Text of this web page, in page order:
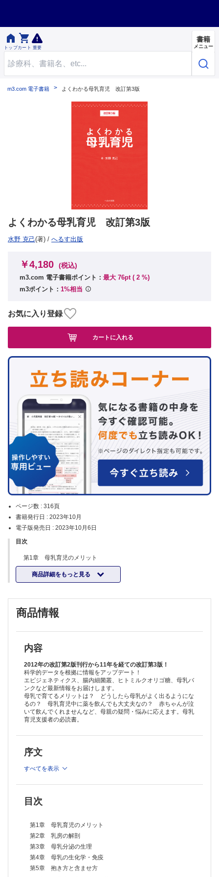

トップ

カート 重要
書籍
メニュー
m3.com 電子書籍 よくわかる母乳育児 改訂第3版
よくわかる母乳育児 改訂第3版
水野 克己(著) / へるす出版
ページ数 : 316頁
書籍発行日 : 2023年10月
電子版発売日 : 2023年10月6日
目次
第1章 母乳育児のメリット
第2章 乳房の解剖
第3章 母乳分泌の生理
第4章 母乳の生化学・免疫
第7章 乳頭・乳房の問題とその対処
第8章 新生児・乳児の哺乳行動
第11章 補足の適応とその方法
第12章 特別なサポートの必要な新生児
第13章 母乳バンク
第14章 母乳育児とアレルギー
第15章 母乳育児と感染症
第16章 人工乳の適応
商品詳細をもっと見る
￥4,180 (税込)
m3.com 電子書籍ポイント： 最大 76pt ( 2 %)
m3ポイント： 1%相当
お気に入り登録
カートに入れる
商品情報
内容
2012年の改訂第2版刊行から11年を経ての改訂第3版！
科学的データを根拠に情報をアップデート！
エピジェネティクス、腸内細菌叢、ヒトミルクオリゴ糖、母乳バ
ンクなど最新情報をお届けします。
母乳で育てるメリットは？ どうしたら母乳がよく出るようにな
るの？ 母乳育児中に薬を飲んでも大丈夫なの？ 赤ちゃんが泣
いて飲んでくれませんなど、母親の疑問・悩みに応えます。母乳
育児支援者の必読書。
序文
すべてを表示
目次
第1章 母乳育児のメリット
第2章 乳房の解剖
第3章 母乳分泌の生理
第4章 母乳の生化学・免疫
第5章 抱き方と含ませ方